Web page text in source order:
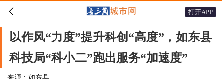
 打开APP
以作风“力度”提升科创“高度”，如东县
科技局“科小二”跑出服务“加速度”
来源：如东县